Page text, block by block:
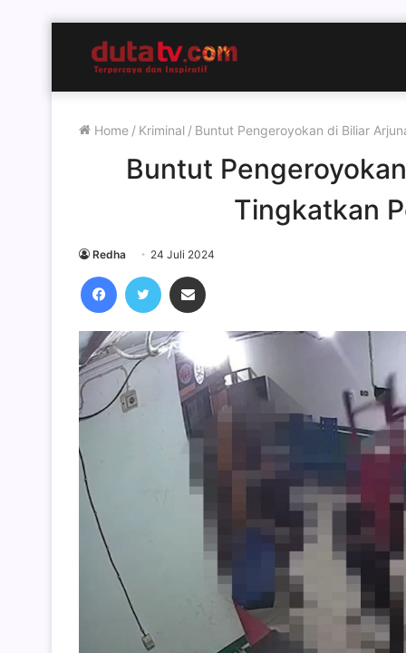
Home / Kriminal / Buntut Pengeroyokan di Biliar
Buntut
Tingkatkan
Redha 24 Juli 2024
FacebookTwitter